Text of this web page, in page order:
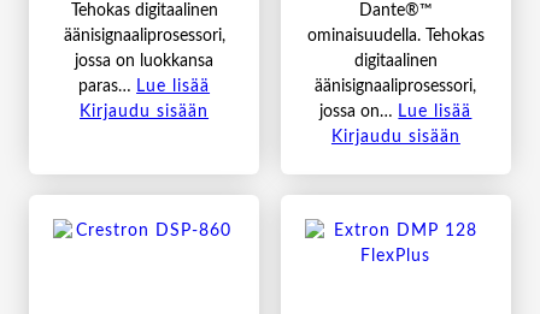
Tehokas digitaalinen
äänisignaaliprosessori,
jossa on luokkansa
paras… Lue lisää
Kirjaudu sisään
Dante®™
ominaisuudella. Tehokas
digitaalinen
äänisignaaliprosessori,
jossa on… Lue lisää
Kirjaudu sisään